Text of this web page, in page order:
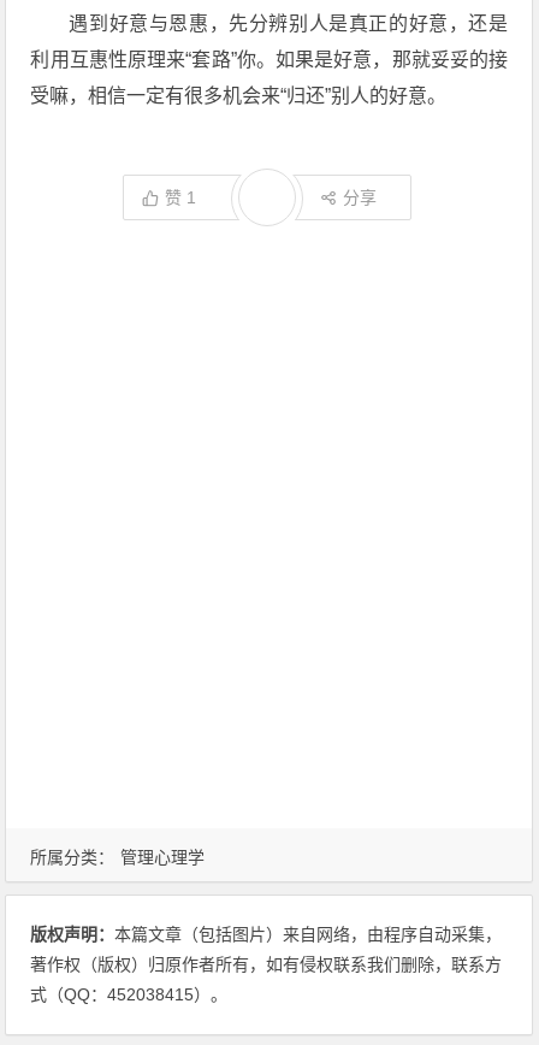
遇到好意与恩惠，先分辨别人是真正的好意，还是
利用互惠性原理来“套路”你。如果是好意，那就妥妥的接
受嘛，相信一定有很多机会来“归还”别人的好意。
赞 1 分享
所属分类： 管理心理学
版权声明：本篇文章（包括图片）来自网络，由程序自动采集，
著作权（版权）归原作者所有，如有侵权联系我们删除，联系方
式（QQ：452038415）。